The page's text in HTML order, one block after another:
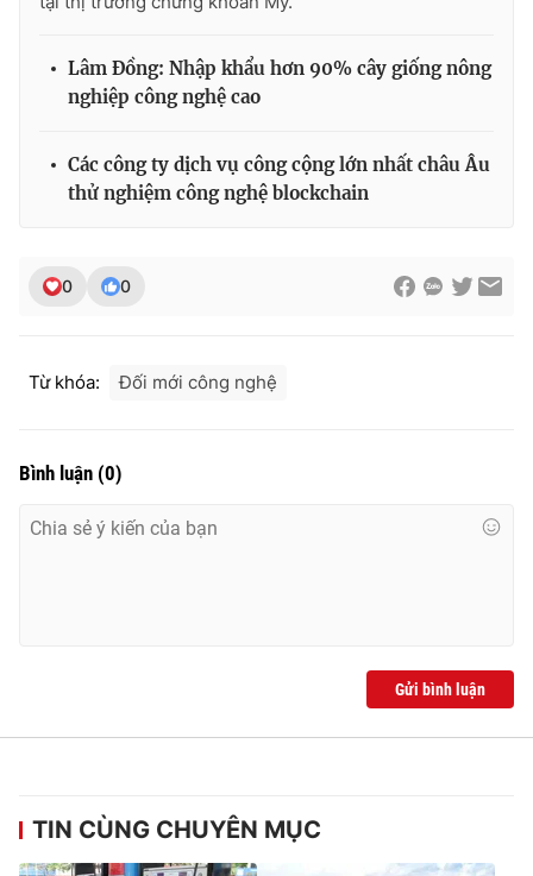
Ðiện thoại Thời báo VTV:024.66 897 897
Liên hệ quảng cáo:024-7300.7108
thông tin từ website này.
Lâm Đồng: Nhập khẩu hơn 90% cây giống nông
nghiệp công nghệ cao
Các công ty dịch vụ công cộng lớn nhất châu Âu
thử nghiệm công nghệ blockchain
0 0
Từ khóa: Đối mới công nghệ
Bình luận (0)
Gửi bình luận
TIN CÙNG CHUYÊN MỤC